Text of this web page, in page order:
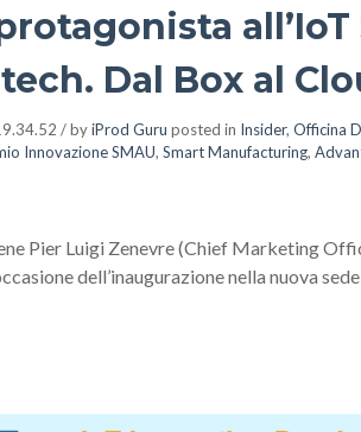
Dal Box al
/ byiProd Guru posted in Insider, Officina
Innovazione SMAU, Smart Manufacturing,
Pier Luigi Zenevre (Chief Marketing
dell’inaugurazione nella nuova